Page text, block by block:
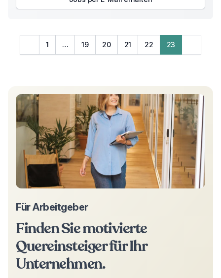
1 … 19 20 21 22 23
Für Arbeitgeber
Finden Sie motivierte
Quereinsteigerfür Ihr
Unternehmen.